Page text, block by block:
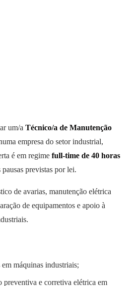
um/a Técnico/a de Manutenção
empresa do setor industrial,
é em regime full-time de 40 horas
previstas por lei.
de avarias, manutenção elétrica
de equipamentos e apoio à
máquinas industriais;
preventiva e corretiva elétrica em